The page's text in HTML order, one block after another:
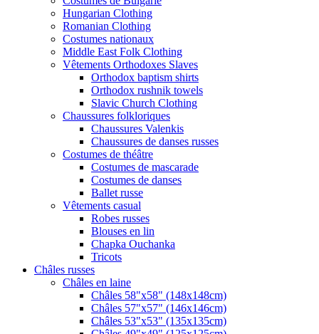
Hungarian Clothing
Romanian Clothing
Costumes nationaux
Middle East Folk Clothing
Vêtements Orthodoxes Slaves
Orthodox baptism shirts
Orthodox rushnik towels
Slavic Church Clothing
Chaussures folkloriques
Chaussures Valenkis
Chaussures de danses russes
Costumes de théâtre
Costumes de mascarade
Costumes de danses
Ballet russe
Vêtements casual
Robes russes
Blouses en lin
Chapka Ouchanka
Tricots
Châles russes
Châles en laine
Châles 58"x58" (148x148cm)
Châles 57"x57" (146x146cm)
Châles 53"x53" (135x135cm)